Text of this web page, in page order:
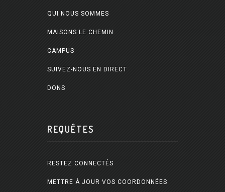
QUI NOUS SOMMES
MAISONS LE CHEMIN
CAMPUS
SUIVEZ-NOUS EN DIRECT
DONS
REQUÊTES
RESTEZ CONNECTÉS
METTRE À JOUR VOS COORDONNÉES